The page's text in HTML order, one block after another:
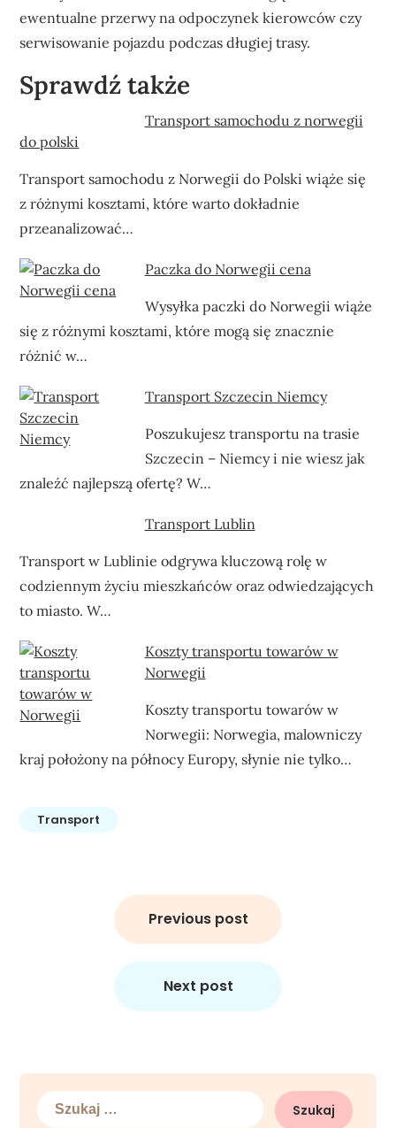
ewentualne przerwy na odpoczynek kierowców czy
serwisowanie pojazdu podczas długiej trasy.
Sprawdź także
Transport samochodu z norwegii
do polski
Transport samochodu z Norwegii do Polski wiąże się
z różnymi kosztami, które warto dokładnie
przeanalizować…
Paczka do Norwegii cena
Wysyłka paczki do Norwegii wiąże
się z różnymi kosztami, które mogą się znacznie
różnić w…
Transport Szczecin Niemcy
Poszukujesz transportu na trasie
Szczecin – Niemcy i nie wiesz jak
znaleźć najlepszą ofertę? W…
Transport Lublin
Transport w Lublinie odgrywa kluczową rolę w
codziennym życiu mieszkańców oraz odwiedzających
to miasto. W…
Koszty transportu towarów w
Norwegii
Koszty transportu towarów w
Norwegii: Norwegia, malowniczy
kraj położony na północy Europy, słynie nie tylko…
Transport
Previous post
Next post
Szukaj: